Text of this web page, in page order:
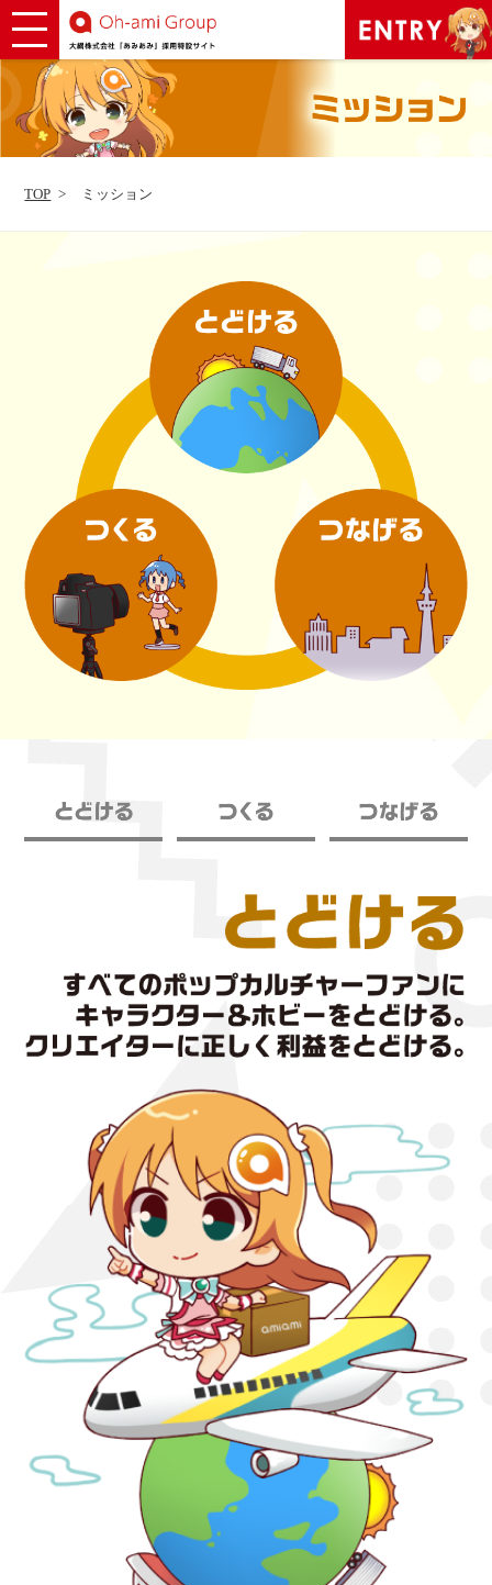
TOP ミッション